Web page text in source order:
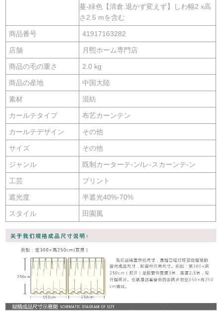
蔓-緑色【清倉.退かず変えず】しわ幅2 x高
さ2.5 mを含む
商品番号 41917163282
店舗 月煕ホーム専門店
商品の毛の重さ 2.0 kg
商品の産地 中国大陸
素材 混紡
カールテタイプ 布艺カーンテン
カールテデザイン その他
サイズ その他
ジャンル 既制カーターテ-ン/レ-スカーンテ-ン
工芸 プリント
遮光度 半遮光40%-70%
スタイル 田園風